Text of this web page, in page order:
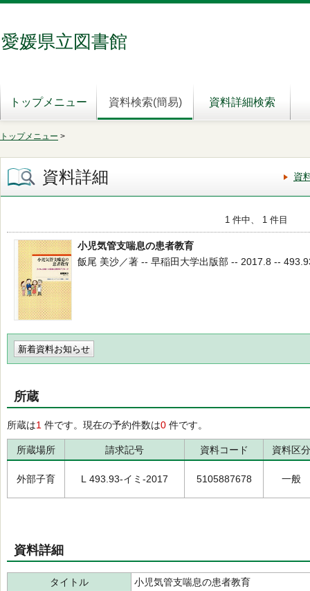
愛媛県立図書館
トップメニュー 資料検索(簡易) 資料詳細検索
トップメニュー >
資料詳細 資
1 件中、 1 件目
小児気管支喘息の患者教育
飯尾 美沙／著 -- 早稲田大学出版部 -- 2017.8 --
新着資料お知らせ
所蔵
所蔵は1 件です。現在の予約件数は0 件です。
所蔵場所 請求記号 資料コード 資料区分
外部子育 L 493.93-イミ-2017 5105887678 一般
資料詳細
タイトル
小児気管支喘息の患者教育